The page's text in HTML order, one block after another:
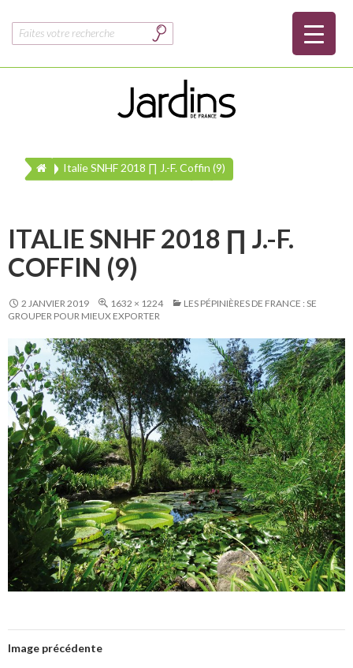
Rechercher :
Italie SNHF 2018 ∏ J.-F. Coffin (9)
ITALIE SNHF 2018 ∏ J.-F.
COFFIN (9)
2 JANVIER 2019 1632 × 1224
LES PÉPINIÈRES DE FRANCE : SE
GROUPER POUR MIEUX EXPORTER
Image précédente